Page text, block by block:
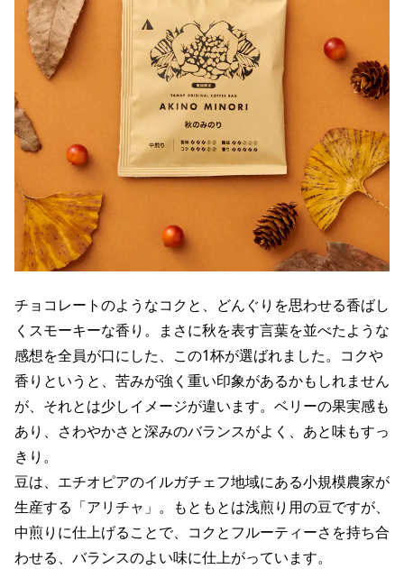
チョコレートのようなコクと、どんぐりを思わせる香ばし
くスモーキーな香り。まさに秋を表す言葉を並べたような
感想を全員が口にした、この1杯が選ばれました。コクや
香りというと、苦みが強く重い印象があるかもしれません
が、それとは少しイメージが違います。ベリーの果実感も
あり、さわやかさと深みのバランスがよく、あと味もすっ
きり。
豆は、エチオピアのイルガチェフ地域にある小規模農家が
生産する「アリチャ」。もともとは浅煎り用の豆ですが、
中煎りに仕上げることで、コクとフルーティーさを持ち合
わせる、バランスのよい味に仕上がっています。